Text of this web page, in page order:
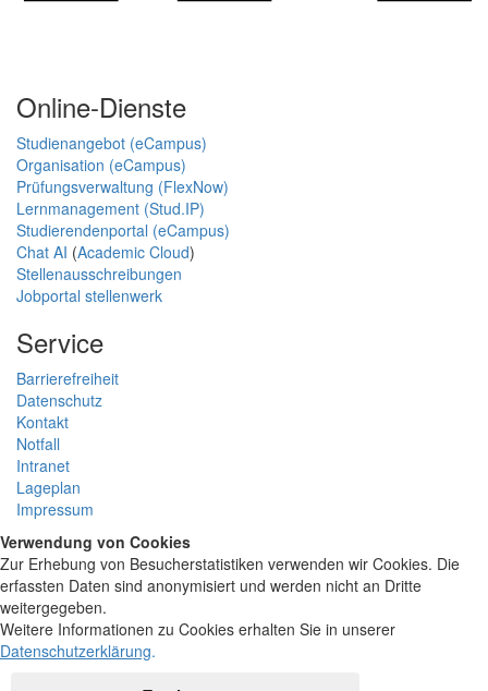
Online-Dienste
Studienangebot (eCampus)
Organisation (eCampus)
Prüfungsverwaltung (FlexNow)
Lernmanagement (Stud.IP)
Studierendenportal (eCampus)
Chat AI (Academic Cloud)
Stellenausschreibungen
Jobportal stellenwerk
Service
Barrierefreiheit
Datenschutz
Kontakt
Notfall
Intranet
Lageplan
Impressum
Verwendung von Cookies
Zur Erhebung von Besucherstatistiken verwenden wir Cookies. Die
erfassten Daten sind anonymisiert und werden nicht an Dritte
weitergegeben.
Weitere Informationen zu Cookies erhalten Sie in unserer
Datenschutzerklärung.